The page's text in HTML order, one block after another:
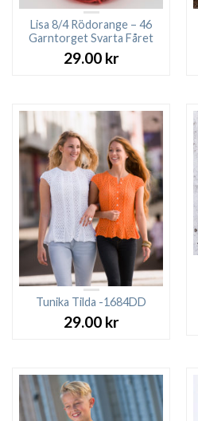
Lisa 8/4 Rödorange – 46
Garntorget Svarta Fåret
29.00 kr
Tunika Tilda -1684DD
29.00 kr